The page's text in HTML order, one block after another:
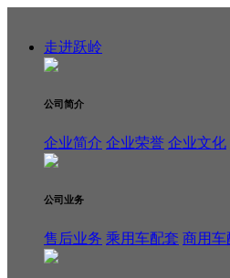
走进跃岭
公司简介
企业简介 企业荣誉 企业文化
公司业务
售后业务 乘用车配套 商用车